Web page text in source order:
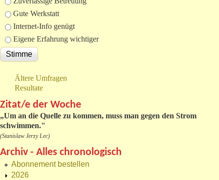
Gute Werkstatt
Internet-Info genügt
Eigene Erfahrung wichtiger
Ältere Umfragen
Resultate
Zitat/e der Woche
„Um an die Quelle zu kommen, muss man gegen den Strom
schwimmen."
(Stanislaw Jerzy Lec)
Archiv - Alles chronologisch
Abonnement bestellen
2026